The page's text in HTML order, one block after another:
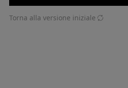
Torna alla versione iniziale